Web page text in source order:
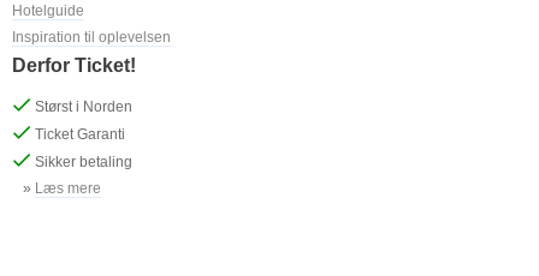
Hotelguide
Inspiration til oplevelsen
Derfor Ticket!
Størst i Norden
Ticket Garanti
Sikker betaling
» Læs mere